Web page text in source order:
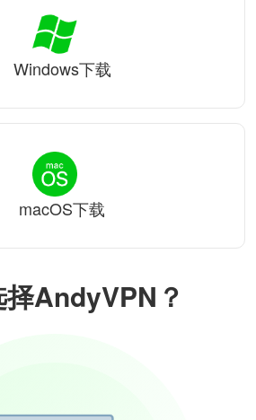
AndyVPN？
Windows下载
macOS下载